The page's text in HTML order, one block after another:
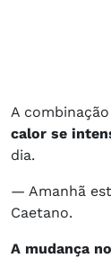
A
calor se
dia.
— Amanhã
Caetano.
A mudança